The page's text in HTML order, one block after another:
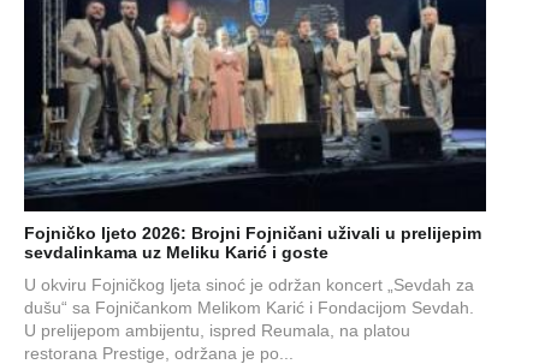
Fojničko ljeto 2026: Brojni Fojničani uživali u prelijepim
sevdalinkama uz Meliku Karić i goste
U okviru Fojničkog ljeta sinoć je održan koncert „Sevdah za
dušu“ sa Fojničankom Melikom Karić i Fondacijom Sevdah.
U prelijepom ambijentu, ispred Reumala, na platou
restorana Prestige, održana je po...